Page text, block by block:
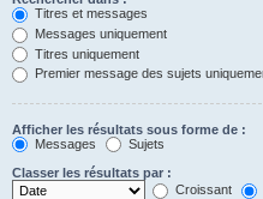
Titres et messages
Messages uniquement
Titres uniquement
Premier message des sujets
Afficher les résultats sous forme de :
Messages
Sujets
Classer les résultats par :
Croissant